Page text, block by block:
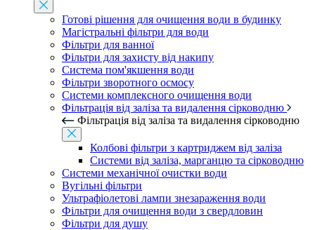
Готові рішення для очищення води в будинку
Магістральні фільтри для води
Фільтри для ванної
Фільтри для захисту від накипу
Система пом'якшення води
Фільтри зворотного осмосу
Системи комплексного очищення води
Фільтрація від заліза та видалення сірководню
Фільтрація від заліза та видалення сірководню
Колбові фільтри з картриджем від заліза
Системи від заліза, марганцю та сірководню
Системи механічної очистки води
Вугільні фільтри
Ультрафіолетові лампи знезараження води
Фільтри для очищення води з свердловин
Фільтри для душу